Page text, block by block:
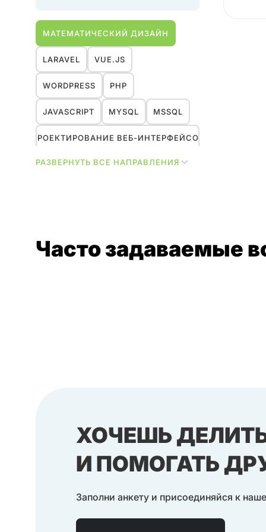
МАТЕМАТИЧЕСКИЙ ДИЗАЙН
LARAVEL VUE.JS
WORDPRESS PHP
JAVASCRIPT MYSQL MSSQL
ПРОЕКТИРОВАНИЕ ВЕБ-ИНТЕРФЕЙСОВ
ДИЗАЙН-МЕНЕДЖМЕНТ UX
УПРАВЛЕНИЕ ПРОЕКТАМИ
УПРАВЛЕНИЕ КОМАНДОЙ
PEOPLE MANAGEMENT AGILE
РАЗВЕРНУТЬ ВСЕ НАПРАВЛЕНИЯ
Часто задаваемые
ХОЧЕШЬ
И ПОМОГАТЬ
Заполни анкету и присоединяйся к